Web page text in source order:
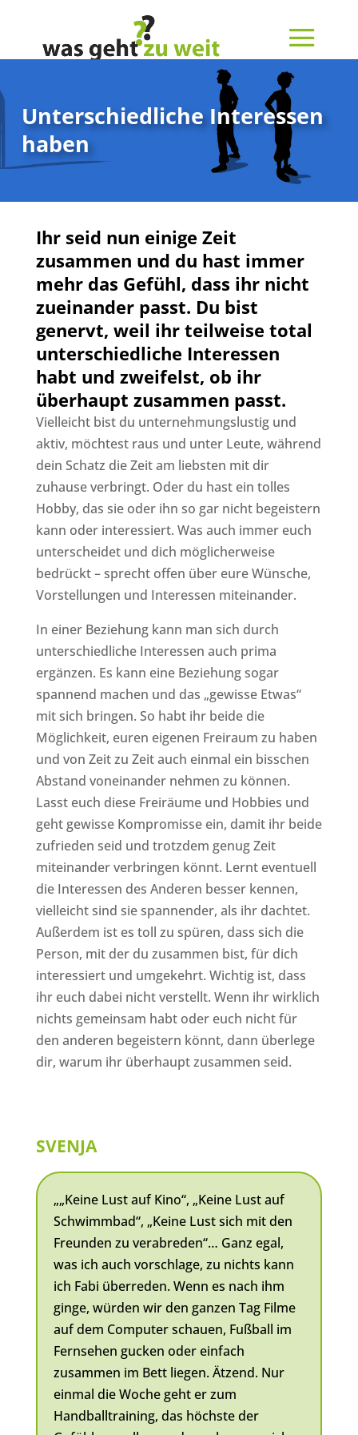
Unterschiedliche Interessen
haben
Ihr seid nun einige Zeit
zusammen und du hast immer
mehr das Gefühl, dass ihr nicht
zueinander passt. Du bist
genervt, weil ihr teilweise total
unterschiedliche Interessen
habt und zweifelst, ob ihr
überhaupt zusammen passt.
Vielleicht bist du unternehmungslustig und
aktiv, möchtest raus und unter Leute, während
dein Schatz die Zeit am liebsten mit dir
zuhause verbringt. Oder du hast ein tolles
Hobby, das sie oder ihn so gar nicht begeistern
kann oder interessiert. Was auch immer euch
unterscheidet und dich möglicherweise
bedrückt – sprecht offen über eure Wünsche,
Vorstellungen und Interessen miteinander.
In einer Beziehung kann man sich durch
unterschiedliche Interessen auch prima
ergänzen. Es kann eine Beziehung sogar
spannend machen und das „gewisse Etwas“
mit sich bringen. So habt ihr beide die
Möglichkeit, euren eigenen Freiraum zu haben
und von Zeit zu Zeit auch einmal ein bisschen
Abstand voneinander nehmen zu können.
Lasst euch diese Freiräume und Hobbies und
geht gewisse Kompromisse ein, damit ihr beide
zufrieden seid und trotzdem genug Zeit
miteinander verbringen könnt. Lernt eventuell
die Interessen des Anderen besser kennen,
vielleicht sind sie spannender, als ihr dachtet.
Außerdem ist es toll zu spüren, dass sich die
Person, mit der du zusammen bist, für dich
interessiert und umgekehrt. Wichtig ist, dass
ihr euch dabei nicht verstellt. Wenn ihr wirklich
nichts gemeinsam habt oder euch nicht für
den anderen begeistern könnt, dann überlege
dir, warum ihr überhaupt zusammen seid.
SVENJA
„„Keine Lust auf Kino“, „Keine Lust auf
Schwimmbad“, „Keine Lust sich mit den
Freunden zu verabreden“… Ganz egal,
was ich auch vorschlage, zu nichts kann
ich Fabi überreden. Wenn es nach ihm
ginge, würden wir den ganzen Tag Filme
auf dem Computer schauen, Fußball im
Fernsehen gucken oder einfach
zusammen im Bett liegen. Ätzend. Nur
einmal die Woche geht er zum
Handballtraining, das höchste der